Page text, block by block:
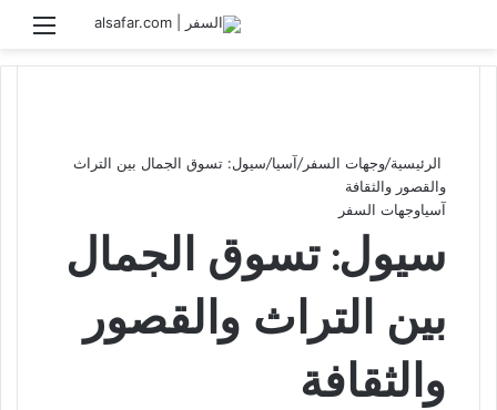
بحث عن
الرئيسية/وجهات السفر/آسيا/سيول: تسوق الجمال بين التراث
والقصور والثقافة
آسياوجهات السفر
سيول: تسوق الجمال
بين التراث والقصور
والثقافة